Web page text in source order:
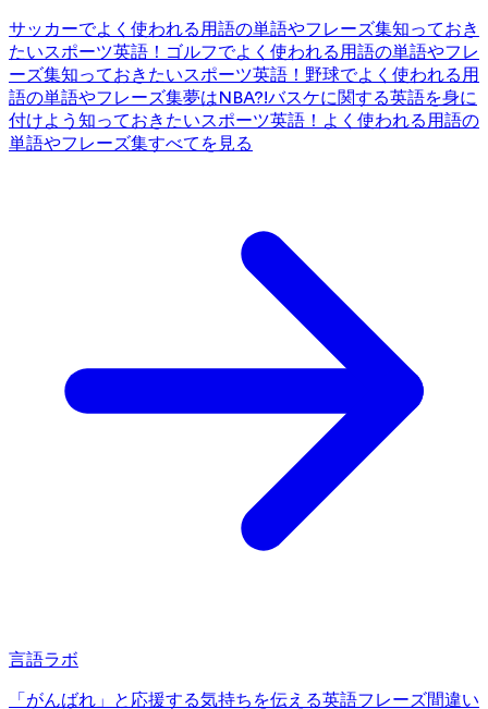
サッカーでよく使われる用語の単語やフレーズ集知っておき
たいスポーツ英語！ゴルフでよく使われる用語の単語やフレ
ーズ集知っておきたいスポーツ英語！野球でよく使われる用
語の単語やフレーズ集夢はNBA?!バスケに関する英語を身に
付けよう 知っておきたいスポーツ英語！よく使われる用語の
単語やフレーズ集すべてを見る
言語ラボ
「がんばれ」と応援する気持ちを伝える英語フレーズ間違い